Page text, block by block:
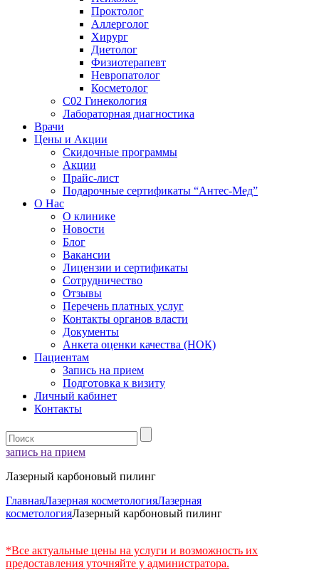
Проктолог
Аллерголог
Хирург
Диетолог
Физиотерапевт
Невропатолог
Косметолог
C02 Гинекология
Лабораторная диагностика
Врачи
Цены и Акции
Скидочные программы
Акции
Прайс-лист
Подарочные сертификаты “Антес-Мед”
О Нас
О клинике
Новости
Блог
Вакансии
Лицензии и сертификаты
Сотрудничество
Отзывы
Перечень платных услуг
Контакты органов власти
Документы
Анкета оценки качества (НОК)
Пациентам
Запись на прием
Подготовка к визиту
Личный кабинет
Контакты
запись на прием
Лазерный карбоновый пилинг
ГлавнаяЛазерная косметологияЛазерная
косметологияЛазерный карбоновый пилинг
*Все актуальные цены на услуги и возможность их
предоставления уточняйте у администратора.